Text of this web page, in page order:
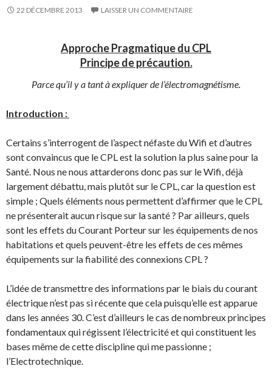
22 DÉCEMBRE 2013 LAISSER UN COMMENTAIRE
Approche Pragmatique du CPL
Principe de précaution.
Parce qu’il y a tant à expliquer de l’électromagnétisme.
Introduction :
Certains s’interrogent de l’aspect néfaste du Wifi et d’autres
sont convaincus que le CPL est la solution la plus saine pour la
Santé. Nous ne nous attarderons donc pas sur le Wifi, déjà
largement débattu, mais plutôt sur le CPL, car la question est
simple ; Quels éléments nous permettent d’affirmer que le CPL
ne présenterait aucun risque sur la santé ? Par ailleurs, quels
sont les effets du Courant Porteur sur les équipements de nos
habitations et quels peuvent-être les effets de ces mêmes
équipements sur la fiabilité des connexions CPL ?
L’idée de transmettre des informations par le biais du courant
électrique n’est pas si récente que cela puisqu’elle est apparue
dans les années 30. C’est d’ailleurs le cas de nombreux principes
fondamentaux qui régissent l’électricité et qui constituent les
bases même de cette discipline qui me passionne ;
l’Electrotechnique.